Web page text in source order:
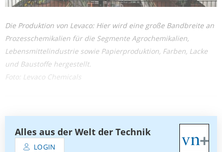
Die Produktion von Levaco: Hier wird eine große Bandbreite an
Prozesschemikalien für die Segmente Agrochemikalien,
Lebensmittelindustrie sowie Papierproduktion, Farben, Lacke
und Baustoffe hergestellt.
Foto: Levaco Chemicals
Alles aus der Welt der Technik
LOGIN